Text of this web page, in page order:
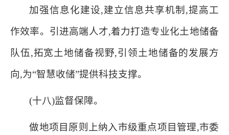
加强信息化建设,建立信息共享机制,提高工
作效率。引进高端人才,着力打造专业化土地储备
队伍,拓宽土地储备视野,引领土地储备的发展方
向,为“智慧收储”提供科技支撑。
(十八)监督保障。
做地项目原则上纳入市级重点项目管理,市委